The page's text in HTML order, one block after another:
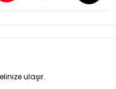
ulaşır.